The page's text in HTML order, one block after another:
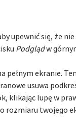
się, że nie
Podglądw
ekranie.
usuwa
klikając lupę w
rozmiaru twojego